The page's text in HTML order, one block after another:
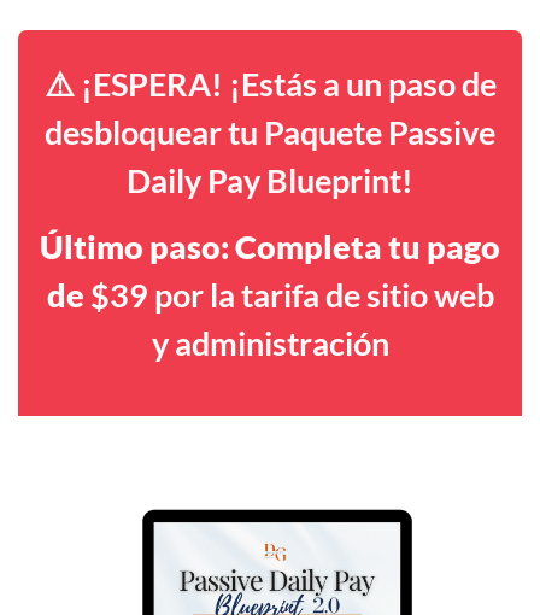
⚠️ ¡ESPERA! ¡Estás a un paso de
desbloquear tu Paquete Passive
Daily Pay Blueprint!
Último paso: Completa tu pago
de $39 por la tarifa de sitio web
y administración